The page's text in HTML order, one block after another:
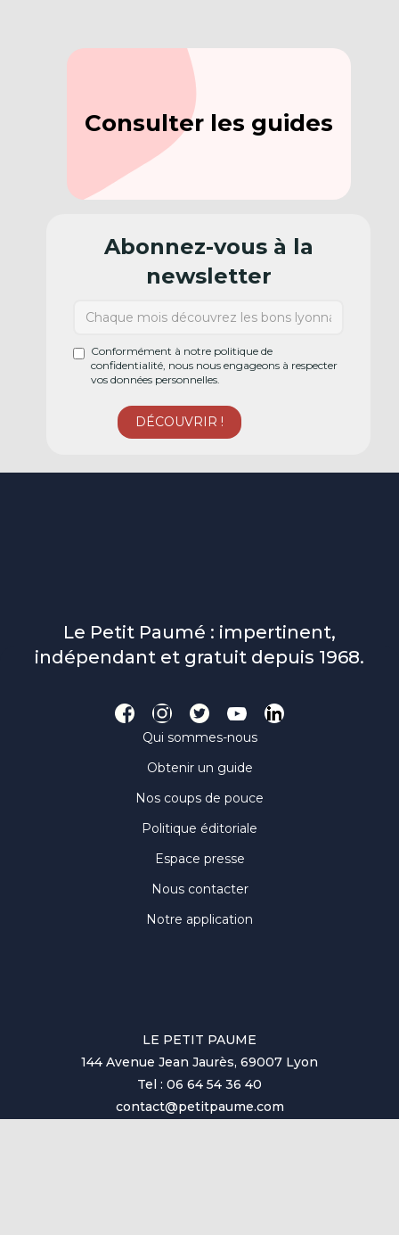
Consulter les guides
Abonnez-vous à la
newsletter
Conformément à notre politique de
confidentialité, nous nous engageons à respecter
vos données personnelles.
Le Petit Paumé : impertinent,
indépendant et gratuit depuis 1968.
Qui sommes-nous
Obtenir un guide
Nos coups de pouce
Politique éditoriale
Espace presse
Nous contacter
Notre application
LE PETIT PAUME
144 Avenue Jean Jaurès, 69007 Lyon
Tel : 06 64 54 36 40
contact@petitpaume.com